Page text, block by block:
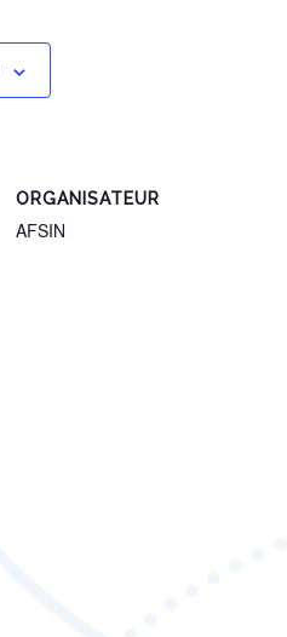
ORGANISATEUR
AFSIN